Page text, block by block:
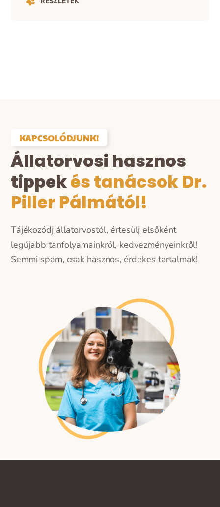
KAPCSOLÓDJUNK!
Állatorvosi hasznos
tippekés tanácsok Dr.
Piller Pálmától!
Tájékozódj állatorvostól, értesülj elsőként
legújabb tanfolyamainkról, kedvezményeinkről!
Semmi spam, csak hasznos, érdekes tartalmak!